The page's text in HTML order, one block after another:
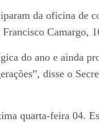
da oficina de
Camargo,
do ano e ainda
disse o
quarta-feira 04.